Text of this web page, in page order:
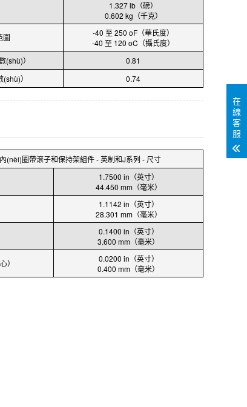
1.327 lb（磅）
0.602 kg（千克）
圍
-40 至 250 oF（華氏度）
-40 至 120 oC（攝氏度）
(shù)）
0.81
）
0.74
(nèi)圈帶滾子和保持架組件 - 英制和J系列 - 尺寸
1.7500 in（英寸）
44.450 mm（毫米）
1.1142 in（英寸）
28.301 mm（毫米）
0.1400 in（英寸）
3.600 mm（毫米）
）
0.0200 in（英寸）
0.400 mm（毫米）
在
線
客
服